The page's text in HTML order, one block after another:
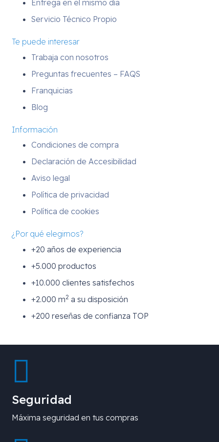
Entrega en el mismo día
Servicio Técnico Propio
Te puede interesar
Trabaja con nosotros
Preguntas frecuentes – FAQS
Franquicias
Blog
Información
Condiciones de compra
Declaración de Accesibilidad
Aviso legal
Política de privacidad
Política de cookies
¿Por qué elegirnos?
+20 años de experiencia
+5.000 productos
+10.000 clientes satisfechos
+2.000 m2 a su disposición
+200 reseñas de confianza TOP
Seguridad
Máxima seguridad en tus compras